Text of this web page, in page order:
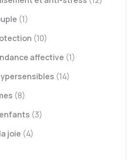
(1)
(10)
affective (1)
(14)
(8)
(3)
joie (4)